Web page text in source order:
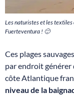
Les naturistes et les textiles
Fuerteventura ! 🙂
Ces plages
par endroit générer
côte Atlantique
niveau de la